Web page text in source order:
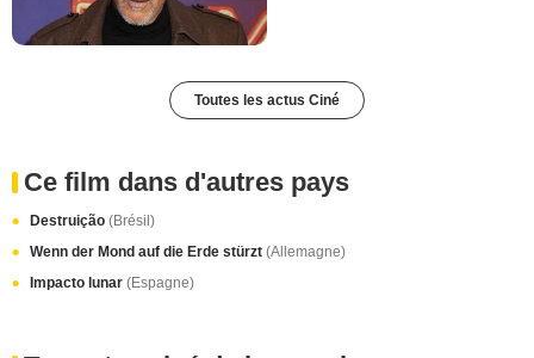
Toutes les actus Ciné
Ce film dans d'autres pays
Destruição (Brésil)
Wenn der Mond auf die Erde stürzt (Allemagne)
Impacto lunar (Espagne)